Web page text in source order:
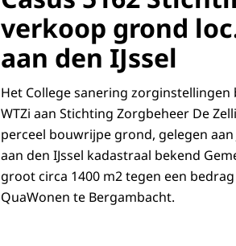
verkoop grond
aan den IJssel
Het College sanering
WTZi aan Stichting Zorgbeheer De
perceel bouwrijpe grond, gelegen
aan den IJssel kadastraal bekend
groot circa 1400 m2 tegen een
QuaWonen te Bergambacht.